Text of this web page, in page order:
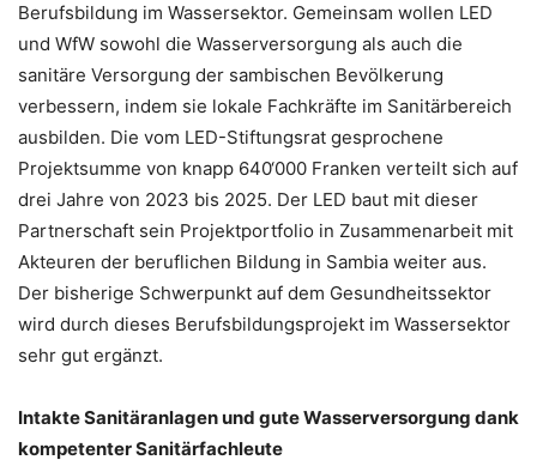
Berufsbildung im Wassersektor. Gemeinsam wollen LED
und WfW sowohl die Wasserversorgung als auch die
sanitäre Versorgung der sambischen Bevölkerung
verbessern, indem sie lokale Fachkräfte im Sanitärbereich
ausbilden. Die vom LED-Stiftungsrat gesprochene
Projektsumme von knapp 640‘000 Franken verteilt sich auf
drei Jahre von 2023 bis 2025. Der LED baut mit dieser
Partnerschaft sein Projektportfolio in Zusammenarbeit mit
Akteuren der beruflichen Bildung in Sambia weiter aus.
Der bisherige Schwerpunkt auf dem Gesundheitssektor
wird durch dieses Berufsbildungsprojekt im Wassersektor
sehr gut ergänzt.
Intakte Sanitäranlagen und gute Wasserversorgung dank
kompetenter Sanitärfachleute